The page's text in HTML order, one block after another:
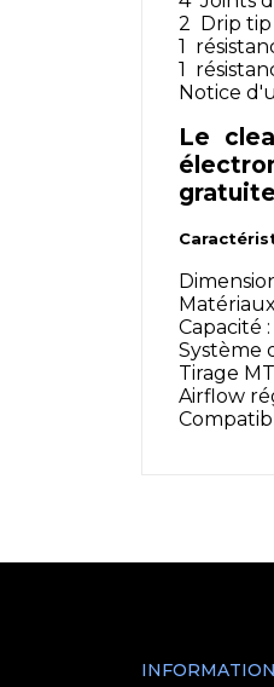
2 Drip
1
1
Notice
Le
Capacité :
Système
Tirage
Airflow